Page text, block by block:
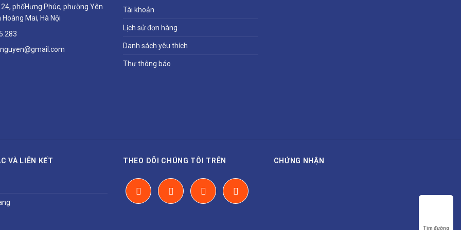
phốHưng Phúc, phường Yên
Hoàng Mai, Hà Nội
Tài khoản
Lịch sử đơn hàng
Danh sách yêu thích
Thư thông báo
VÀ LIÊN KẾT THEO DÕI CHÚNG TÔI TRÊN CHỨNG NHẬN
Tìm đường